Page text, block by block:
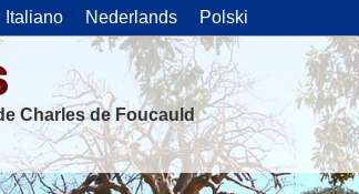
Italiano Nederlands Polski
Charles de Foucauld